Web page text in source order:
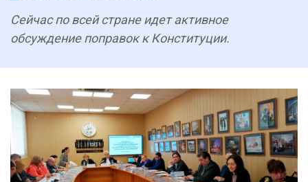
Сейчас по всей стране идет активное
обсуждение поправок к Конституции.